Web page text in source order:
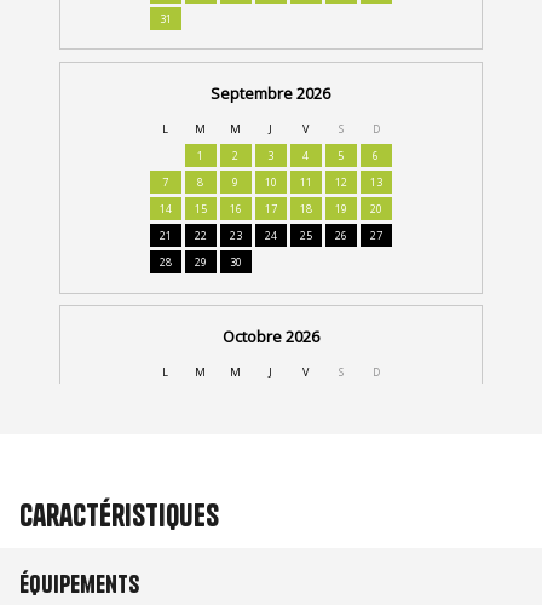
Caractéristiques
Équipements